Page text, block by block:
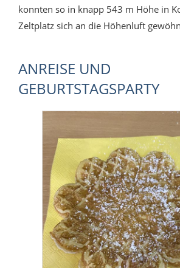
konnten so in knapp 543 m Höhe in
Zeltplatz sich an die Höhenluft
ANREISE UND
GEBURTSTAGSPARTY